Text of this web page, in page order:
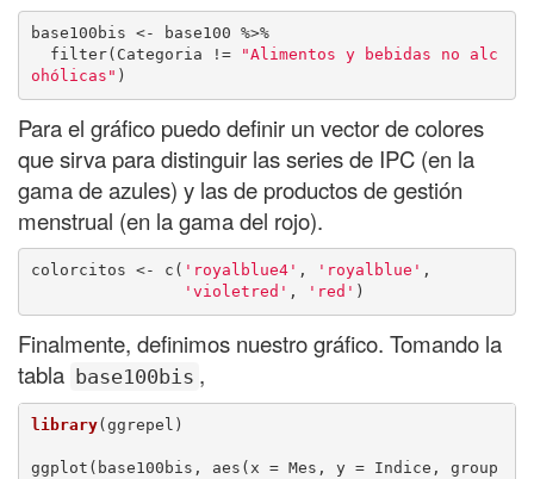
base100bis <- base100 %>%
  filter(Categoria !=
"Alimentos y bebidas no alc
ohólicas" )
Para el gráfico puedo definir un vector de colores
que sirva para distinguir las series de IPC (en la
gama de azules) y las de productos de gestión
menstrual (en la gama del rojo).
colorcitos <- c( 'royalblue4' , 'royalblue' ,
'violetred' , 'red' )
Finalmente, definimos nuestro gráfico. Tomando la
tabla base100bis ,
library(ggrepel)
ggplot(base100bis, aes(x = Mes, y = Indice, group